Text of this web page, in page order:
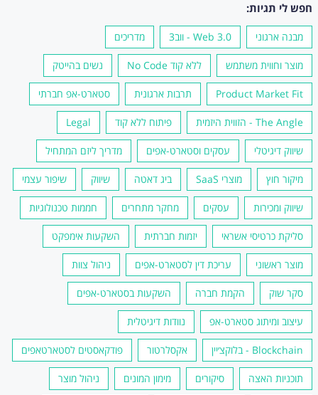
חפש לי תגיות:
מבנה ארגוני Web 3.0 - ווב3 מדריכים
מוצר וחווית משתמש ללא קוד No Code נשים בהייטק
Product Market Fit תרבות ארגונית סטארט-אפ חברתי
The Angle - הזווית היזמית פיתוח ללא קוד Legal
שיווק דיגיטלי עסקים וסטארט-אפים מדריך ליזם המתחיל
מיקור חוץ מוצרי SaaS ביג דאטה שיווק שיפור עצמי
שיווק ומכירות עסקים מחקר מתחרים חממות טכנולוגיות
סליקת כרטיסי אשראי יזמות חברתית השקעות אימפקט
מוצר ראשוני עריכת דין לסטארט-אפים ניהול צוות
סקר שוק הקמת חברה השקעות בסטארט-אפים
עיצוב ומיתוג סטארט-אפ נוודות דיגיטלית
Blockchain - בלוקצ׳יין אקסלרטור פודקאסטים לסטארטאפים
תוכניות האצה סיקורים מימון המונים ניהול מוצר